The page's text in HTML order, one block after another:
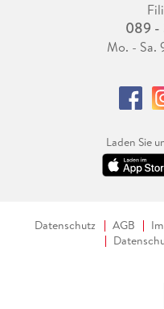
089 -
Mo. - Sa.
Laden Sie
Datenschutz AGB